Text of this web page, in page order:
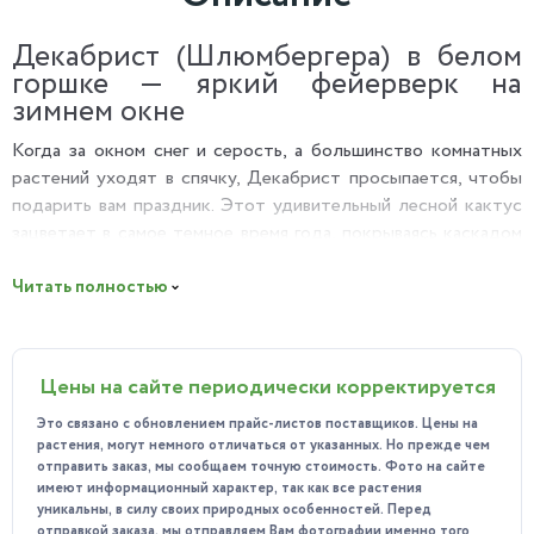
Декабрист (Шлюмбергера) в белом
горшке — яркий фейерверк на
зимнем окне
Когда за окном снег и серость, а большинство комнатных
растений уходят в спячку, Декабрист просыпается, чтобы
подарить вам праздник. Этот удивительный лесной кактус
уюта и радости.
Цветение к праздникам: Не зря его называют
Рождественским кактусом. Его пик красоты часто
совпадает с Новым годом и Рождеством, делая его
идеальным живым украшением праздничного стола или
подарком.
Рекордсмен-долгожитель: Декабрист — это растение,
Читать полностью
Цены на сайте периодически корректируется
Это связано с обновлением прайс-листов поставщиков. Цены на
растения, могут немного отличаться от указанных. Но прежде чем
отправить заказ, мы сообщаем точную стоимость. Фото на сайте
имеют информационный характер, так как все растения
уникальны, в силу своих природных особенностей. Перед